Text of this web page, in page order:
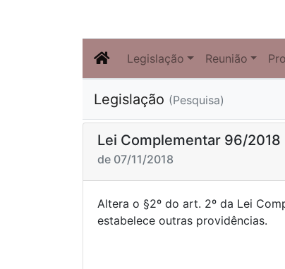
Legislação Reunião
Legislação (Pesquisa)
Lei Complementar 96/2018
de 07/11/2018
Altera o §2º do art. 2º da Lei
estabelece